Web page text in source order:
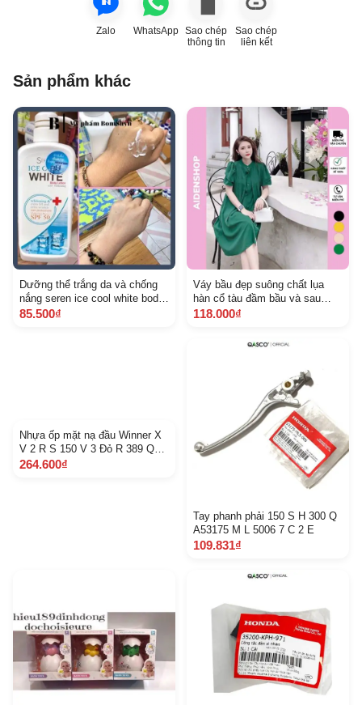
Zalo WhatsApp Sao chép
thông tin
Sao chép
liên kết
Sản phẩm khác
Dưỡng thể trắng da và chống
nắng seren ice cool white body
thái lan 700 ml
85.500₫
Váy bầu đẹp suông chất lụa
hàn cổ tàu đầm bầu và sau
sinh hàng mới về
118.000₫
Nhựa ốp mặt nạ đầu Winner X
V 2 R S 150 V 3 Đỏ R 389 Q
A64315 K 56 V 50 Z L
264.600₫
Tay phanh phải 150 S H 300 Q
A53175 M L 5006 7 C 2 E
109.831₫